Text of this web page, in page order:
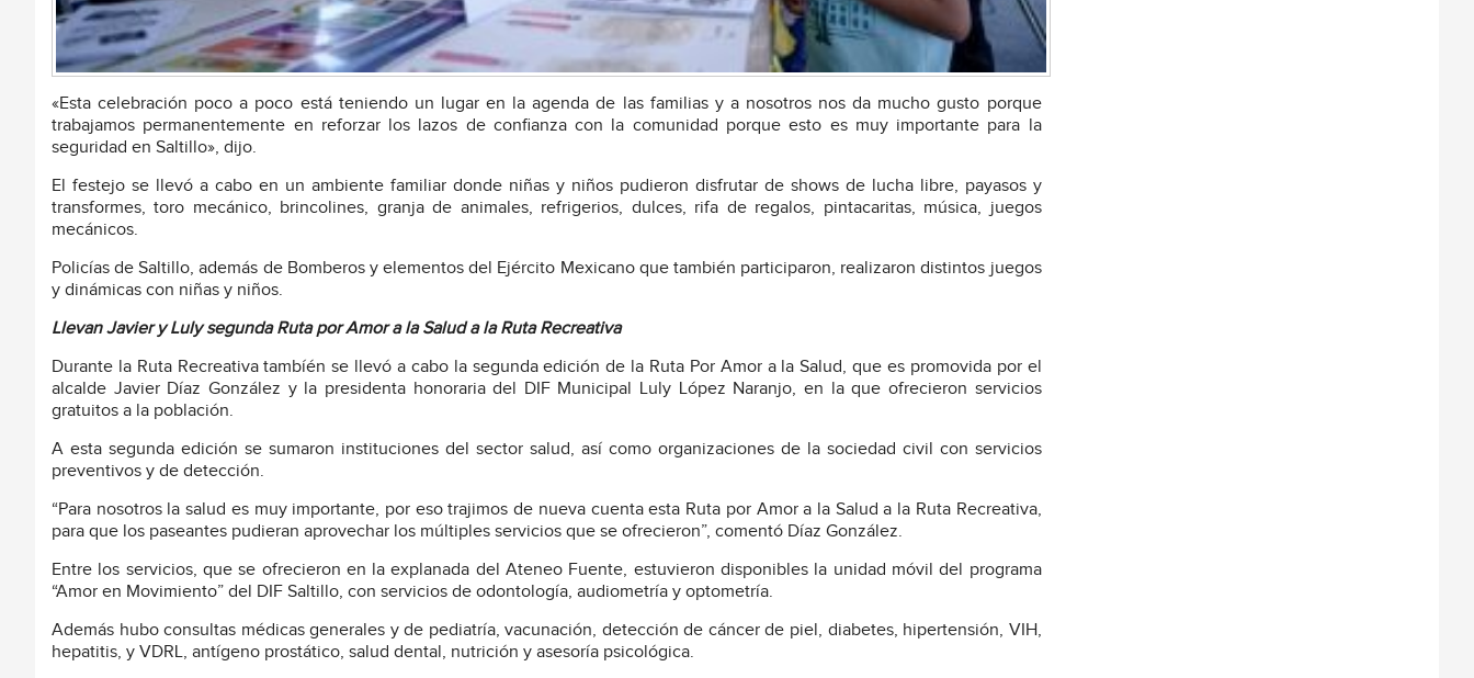
«Esta celebración poco a poco está teniendo un lugar en la agenda de las familias y a nosotros nos da mucho gusto porque
trabajamos permanentemente en reforzar los lazos de confianza con la comunidad porque esto es muy importante para la
seguridad en Saltillo», dijo.
El festejo se llevó a cabo en un ambiente familiar donde niñas y niños pudieron disfrutar de shows de lucha libre, payasos y
transformes, toro mecánico, brincolines, granja de animales, refrigerios, dulces, rifa de regalos, pintacaritas, música, juegos
mecánicos.
Policías de Saltillo, además de Bomberos y elementos del Ejército Mexicano que también participaron, realizaron distintos juegos
y dinámicas con niñas y niños.
Llevan Javier y Luly segunda Ruta por Amor a la Salud a la Ruta Recreativa
Durante la Ruta Recreativa tambíén se llevó a cabo la segunda edición de la Ruta Por Amor a la Salud, que es promovida por el
alcalde Javier Díaz González y la presidenta honoraria del DIF Municipal Luly López Naranjo, en la que ofrecieron servicios
gratuitos a la población.
A esta segunda edición se sumaron instituciones del sector salud, así como organizaciones de la sociedad civil con servicios
preventivos y de detección.
“Para nosotros la salud es muy importante, por eso trajimos de nueva cuenta esta Ruta por Amor a la Salud a la Ruta Recreativa,
para que los paseantes pudieran aprovechar los múltiples servicios que se ofrecieron”, comentó Díaz González.
Entre los servicios, que se ofrecieron en la explanada del Ateneo Fuente, estuvieron disponibles la unidad móvil del programa
“Amor en Movimiento” del DIF Saltillo, con servicios de odontología, audiometría y optometría.
Además hubo consultas médicas generales y de pediatría, vacunación, detección de cáncer de piel, diabetes, hipertensión, VIH,
hepatitis, y VDRL, antígeno prostático, salud dental, nutrición y asesoría psicológica.